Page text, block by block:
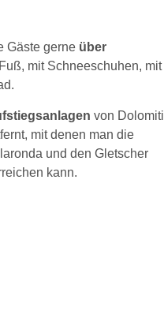
Gäste gerne über
mit Schneeschuhen, mit
von Dolomiti
mit denen man die
und den Gletscher
kann.